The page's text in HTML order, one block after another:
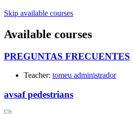
Skip available courses
Available courses
PREGUNTAS FRECUENTES
Teacher: tomeu administrador
avsaf pedestrians